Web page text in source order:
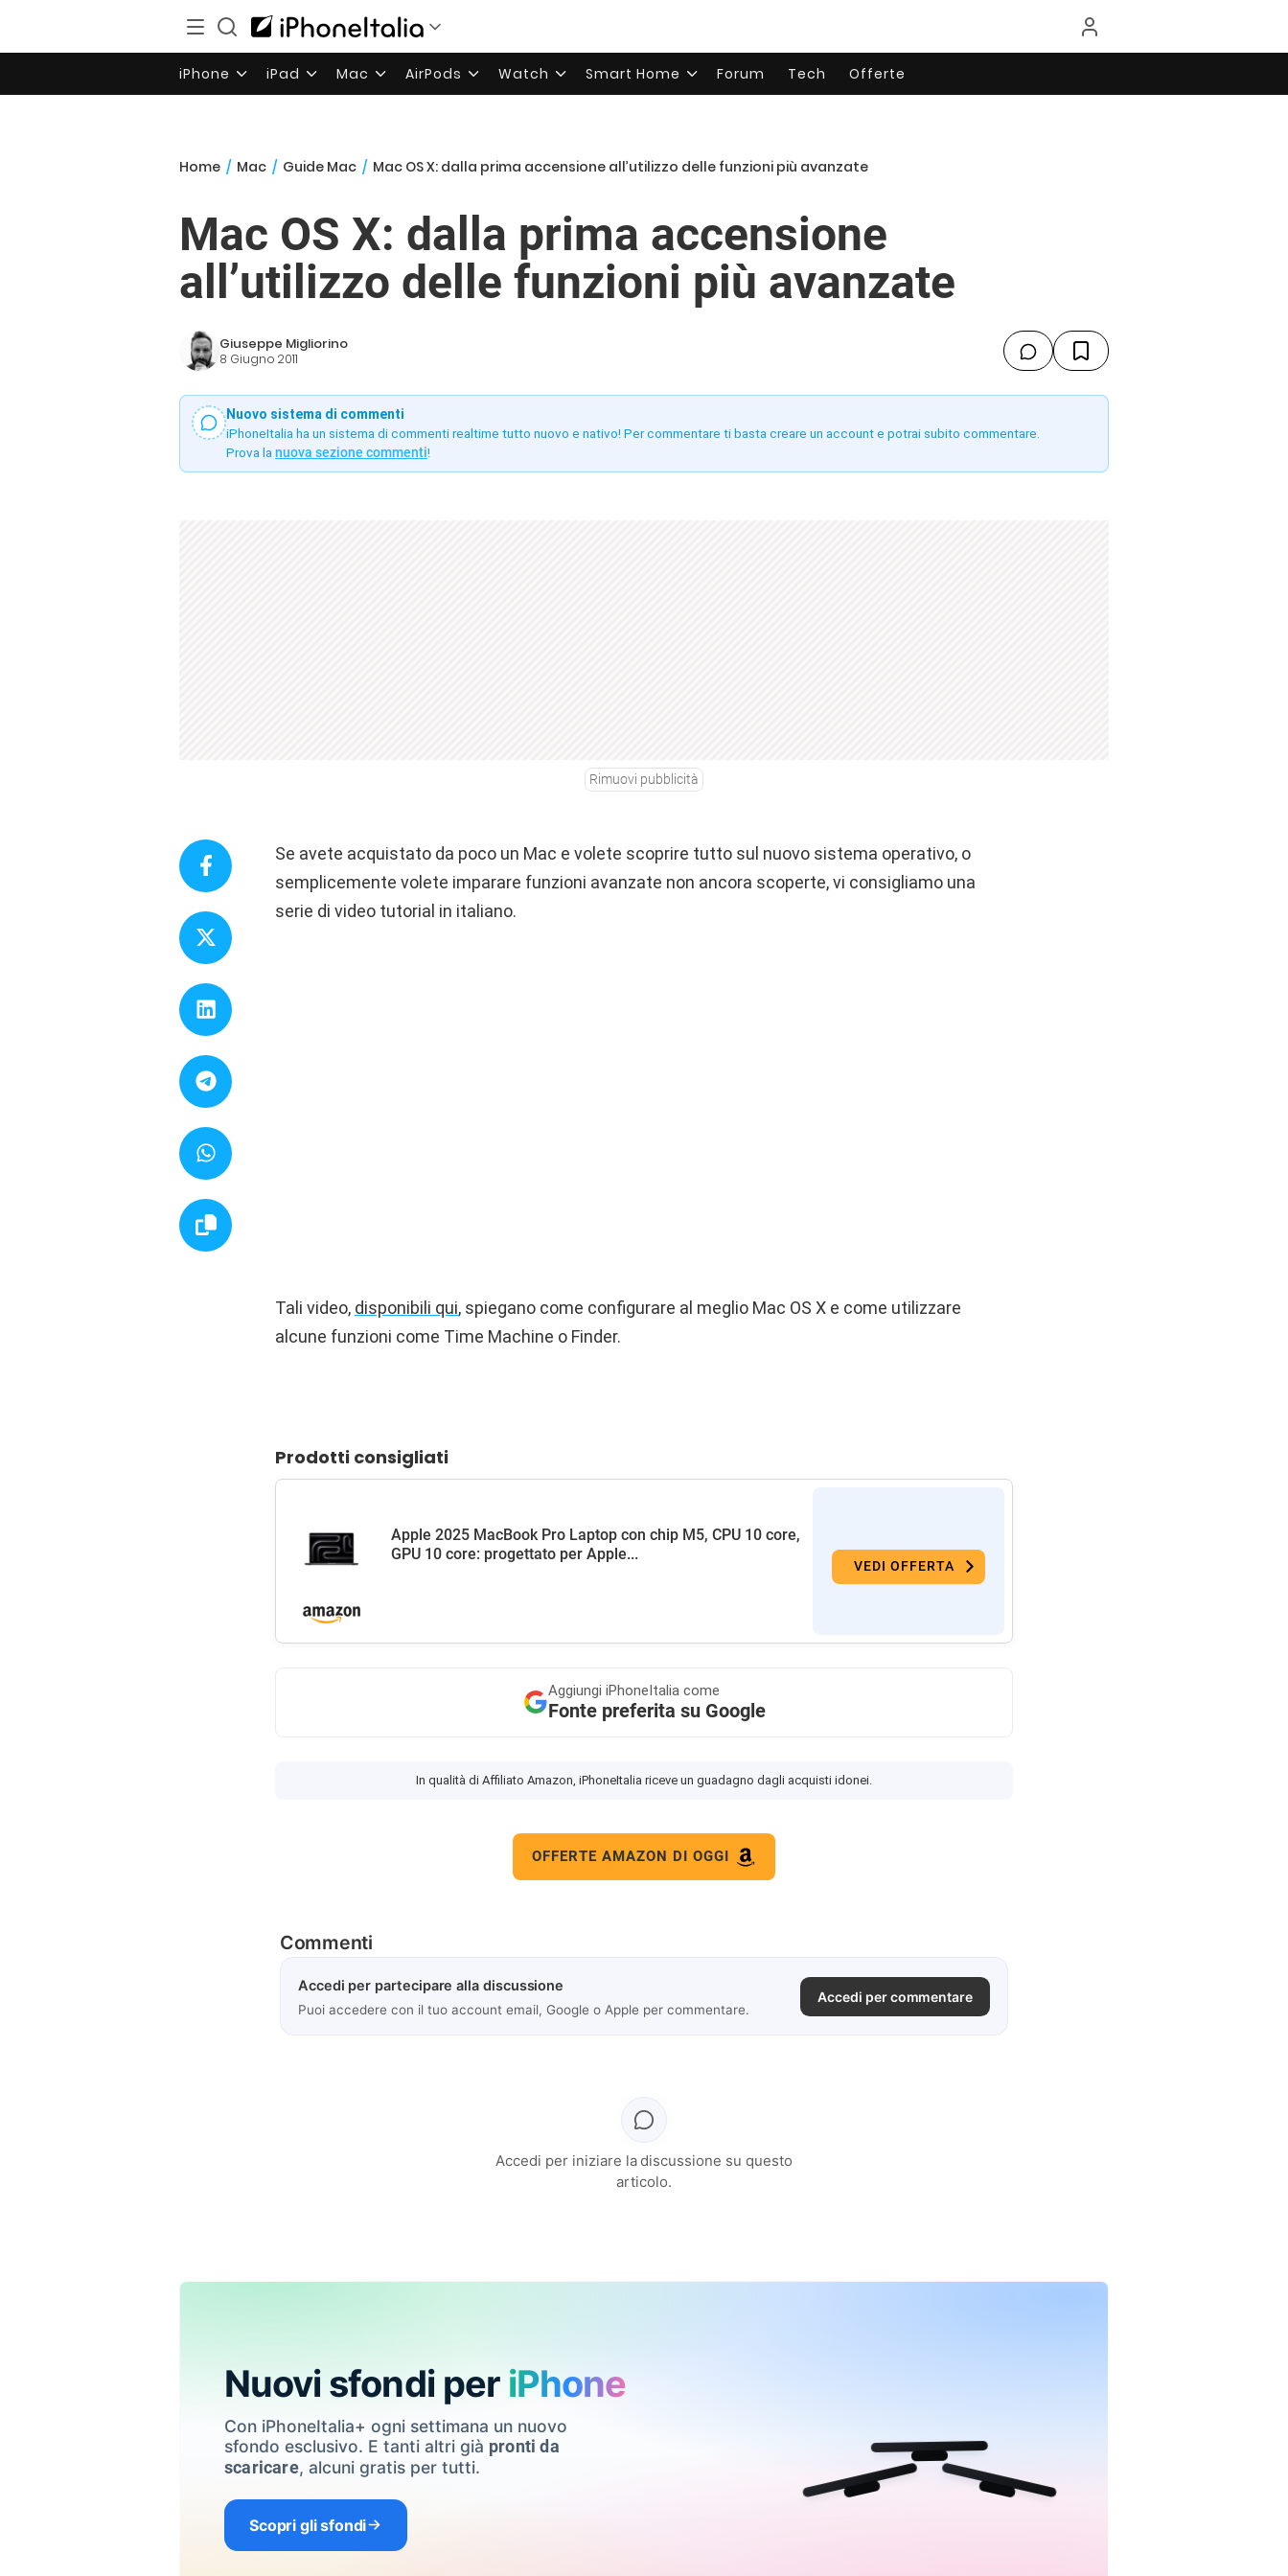
iPhone iPad Mac AirPods Watch Smart Home Forum Tech Offerte
Home / Mac / Guide Mac / Mac OS X: dalla prima accensione all’utilizzo delle funzioni più avanzate
Mac OS X: dalla prima accensione
all’utilizzo delle funzioni più avanzate
Giuseppe Migliorino
8 Giugno 2011
Nuovo sistema di commenti
iPhoneItalia ha un sistema di commenti realtime tutto nuovo e nativo! Per commentare ti basta creare un account e potrai subito commentare.
Prova la nuova sezione commenti!
Rimuovi pubblicità
Se avete acquistato da poco un Mac e volete scoprire tutto sul nuovo sistema operativo, o
semplicemente volete imparare funzioni avanzate non ancora scoperte, vi consigliamo una
serie di video tutorial in italiano.
Tali video, disponibili qui, spiegano come configurare al meglio Mac OS X e come utilizzare
alcune funzioni come Time Machine o Finder.
Prodotti consigliati
Apple 2025 MacBook Pro Laptop con chip M5, CPU 10 core,
GPU 10 core: progettato per Apple...
VEDI OFFERTA
Aggiungi iPhoneItalia come
Fonte preferita su Google
In qualità di Affiliato Amazon, iPhoneItalia riceve un guadagno dagli acquisti idonei.
OFFERTE AMAZON DI OGGI
Commenti
Accedi per partecipare alla discussione
Puoi accedere con il tuo account email, Google o Apple per commentare.
Accedi per commentare
Accedi per iniziare la discussione su questo
articolo.
Nuovi sfondi per iPhone
Con iPhoneItalia+ ogni settimana un nuovo
sfondo esclusivo. E tanti altri già pronti da
scaricare, alcuni gratis per tutti.
Scopri gli sfondi